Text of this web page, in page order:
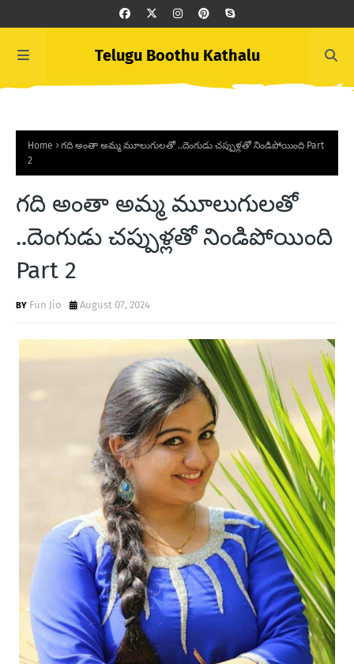
Telugu Boothu Kathalu
Home
గది అంతా అమ్మ మూలుగులతో ..దెంగుడు చప్పుళ్లతో నిండిపోయింది Part
2
గది అంతా అమ్మ మూలుగులతో
..దెంగుడు చప్పుళ్లతో నిండిపోయింది
Part 2
Fun Jio August 07, 2024